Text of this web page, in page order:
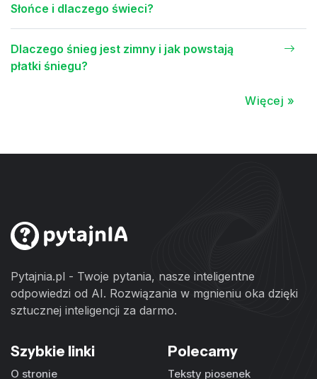
Słońce i dlaczego świeci?
Dlaczego śnieg jest zimny i jak powstają
płatki śniegu?
Więcej »
Pytajnia.pl - Twoje pytania, nasze inteligentne
odpowiedzi od AI. Rozwiązania w mgnieniu oka dzięki
sztucznej inteligencji za darmo.
Szybkie linki
O stronie
Polecamy
Teksty piosenek